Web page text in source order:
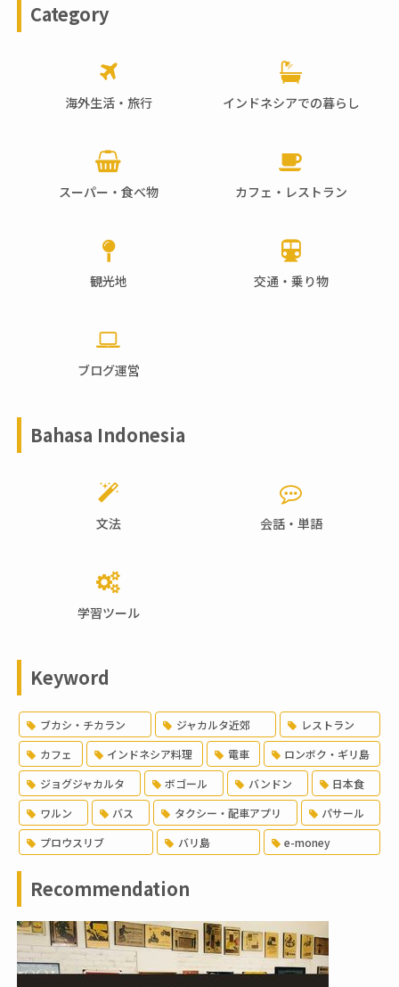
Category
海外生活・旅行 インドネシアでの暮らし
スーパー・食べ物 カフェ・レストラン
観光地 交通・乗り物
ブログ運営
Bahasa Indonesia
文法 会話・単語
学習ツール
Keyword
ブカシ・チカラン ジャカルタ近郊
レストラン
カフェ
インドネシア料理 電車
ロンボク・ギリ島
ジョグジャカルタ
ボゴール バンドン
日本食
ワルン
バス タクシー・配車アプリ
パサール
プロウスリブ
バリ島 e-money
Recommendation